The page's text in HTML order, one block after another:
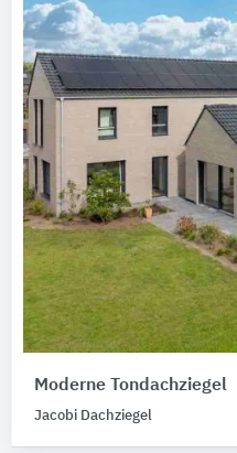
Moderne Tondachziegel
Jacobi Dachziegel